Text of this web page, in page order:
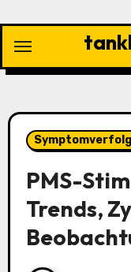
content
PMS-
Trends,